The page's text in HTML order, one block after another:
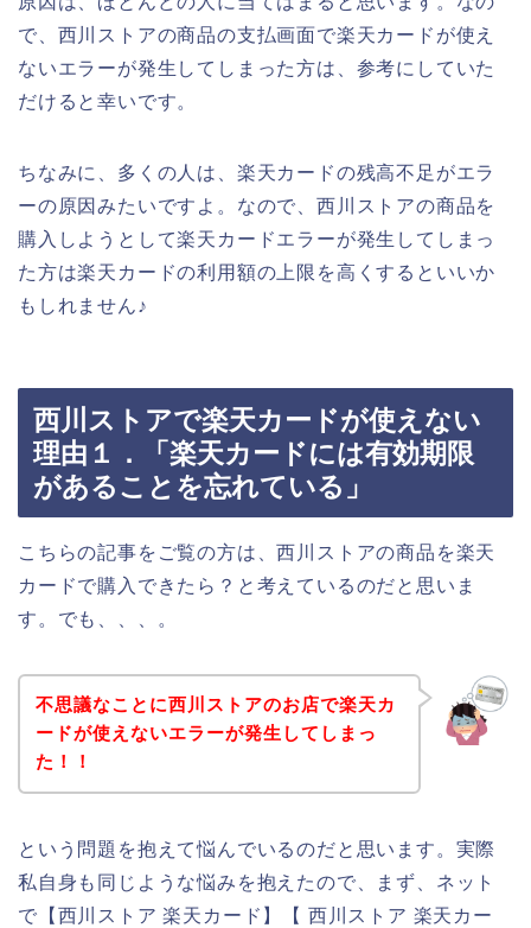
で、西川ストアの商品の支払画面で楽天カードが使え
ないエラーが発生してしまった方は、参考にしていた
だけると幸いです。
ちなみに、多くの人は、楽天カードの残高不足がエラ
ーの原因みたいですよ。なので、西川ストアの商品を
購入しようとして楽天カードエラーが発生してしまっ
た方は楽天カードの利用額の上限を高くするといいか
もしれません♪
西川ストアで楽天カードが使えない
理由１．「楽天カードには有効期限
があることを忘れている」
こちらの記事をご覧の方は、西川ストアの商品を楽天
カードで購入できたら？と考えているのだと思いま
す。でも、、、。
不思議なことに西川ストアのお店で楽天カ
ードが使えないエラーが発生してしまっ
た！！
という問題を抱えて悩んでいるのだと思います。実際
私自身も同じような悩みを抱えたので、まず、ネット
で【西川ストア 楽天カード】【 西川ストア 楽天カー